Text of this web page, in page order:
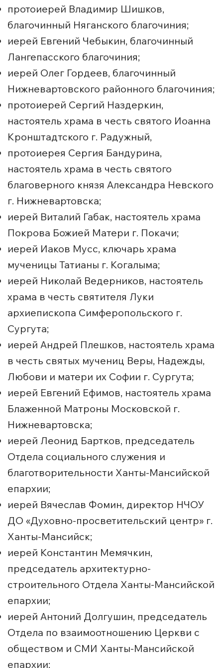
протоиерей Владимир Шишков,
благочинный Няганского благочиния;
иерей Евгений Чебыкин, благочинный
Лангепасского благочиния;
иерей Олег Гордеев, благочинный
Нижневартовского районного благочиния;
протоиерей Сергий Наздеркин,
настоятель храма в честь святого Иоанна
Кронштадтского г. Радужный,
протоиерея Сергия Бандурина,
настоятель храма в честь святого
благоверного князя Александра Невского
г. Нижневартовска;
иерей Виталий Габак, настоятель храма
Покрова Божией Матери г. Покачи;
иерей Иаков Мусс, ключарь храма
мученицы Татианы г. Когалыма;
иерей Николай Ведерников, настоятель
храма в честь святителя Луки
архиепископа Симферопольского г.
Сургута;
иерей Андрей Плешков, настоятель храма
в честь святых мучениц Веры, Надежды,
Любови и матери их Софии г. Сургута;
иерей Евгений Ефимов, настоятель храма
Блаженной Матроны Московской г.
Нижневартовска;
иерей Леонид Бартков, председатель
Отдела социального служения и
благотворительности Ханты-Мансийской
епархии;
иерей Вячеслав Фомин, директор НЧОУ
ДО «Духовно-просветительский центр» г.
Ханты-Мансийск;
иерей Константин Мемячкин,
председатель архитектурно-
строительного Отдела Ханты-Мансийской
епархии;
иерей Антоний Долгушин, председатель
Отдела по взаимоотношению Церкви с
обществом и СМИ Ханты-Мансийской
епархии;